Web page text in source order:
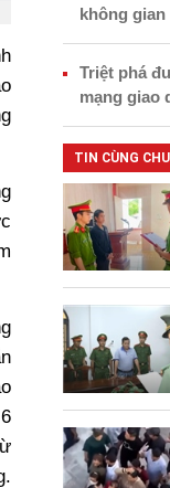
không gian
Triệt phá
mạng giao
TIN CÙNG